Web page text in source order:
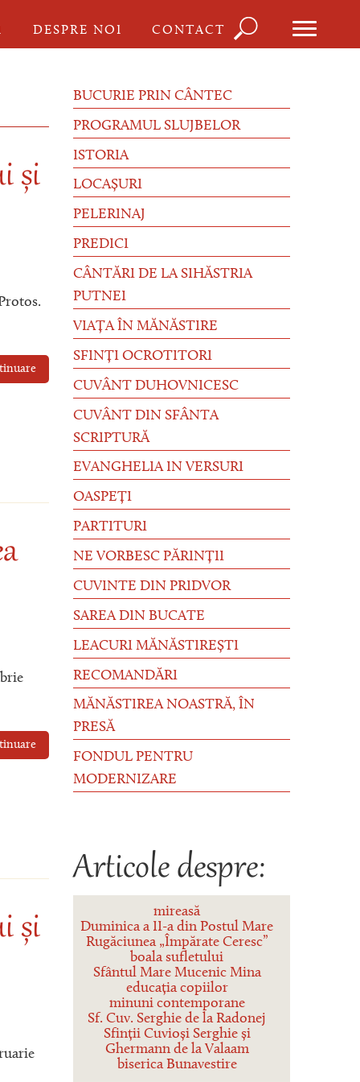
DESPRE NOI CONTACT
căutare
și
și
BUCURIE PRIN CÂNTEC
PROGRAMUL SLUJBELOR
ISTORIA
LOCAȘURI
PELERINAJ
PREDICI
CÂNTĂRI DE LA SIHĂSTRIA
PUTNEI
VIAȚA ÎN MĂNĂSTIRE
SFINȚI OCROTITORI
CUVÂNT DUHOVNICESC
CUVÂNT DIN SFÂNTA
SCRIPTURĂ
EVANGHELIA IN VERSURI
OASPEȚI
PARTITURI
NE VORBESC PĂRINȚII
CUVINTE DIN PRIDVOR
SAREA DIN BUCATE
LEACURI MĂNĂSTIREȘTI
RECOMANDĂRI
MĂNĂSTIREA NOASTRĂ, ÎN
PRESĂ
FONDUL PENTRU
MODERNIZARE
Articole despre:
mireasă
Duminica a II-a din Postul Mare
Rugăciunea „Împărate Ceresc”
boala sufletului
Sfântul Mare Mucenic Mina
educația copiilor
minuni contemporane
Sf. Cuv. Serghie de la Radonej
Sfinții Cuvioși Serghie și
Ghermann de la Valaam
biserica Bunavestire